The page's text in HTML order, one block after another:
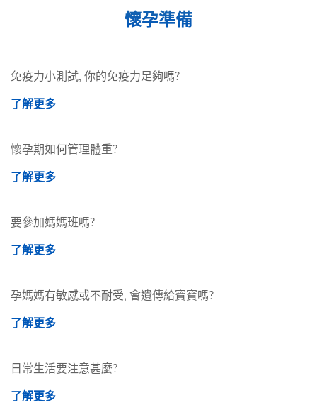
懷孕準備
免疫力小測試, 你的免疫力足夠嗎?
了解更多
懷孕期如何管理體重?
了解更多
要參加媽媽班嗎?
了解更多
孕媽媽有敏感或不耐受, 會遺傳給寶寶嗎?
了解更多
日常生活要注意甚麼?
了解更多